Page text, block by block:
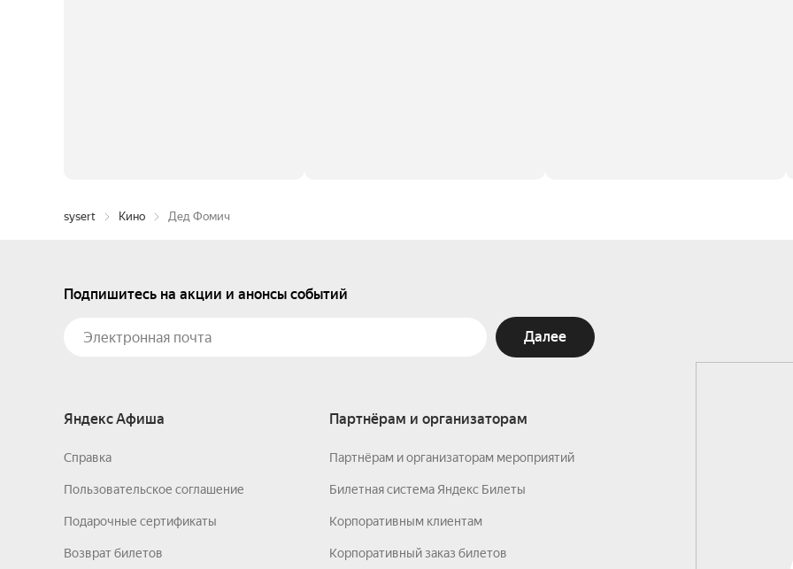
sysert Кино Дед Фомич
Подпишитесь на акции и анонсы событий
Далее
Яндекс Афиша
Справка
Пользовательское соглашение
Подарочные сертификаты
Возврат билетов
Партнёрам и организаторам
Партнёрам и организаторам мероприятий
Билетная система Яндекс Билеты
Корпоративным клиентам
Корпоративный заказ билетов